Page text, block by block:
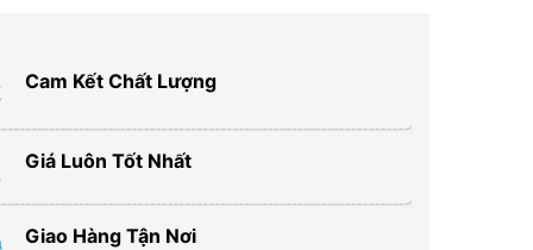
Cam Kết Chất Lượng
Giá Luôn Tốt Nhất
Giao Hàng Tận Nơi